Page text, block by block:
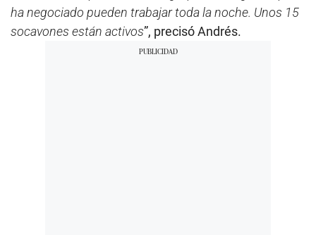
ha negociado pueden trabajar toda la noche. Unos 15
socavones están activos”, precisó Andrés.